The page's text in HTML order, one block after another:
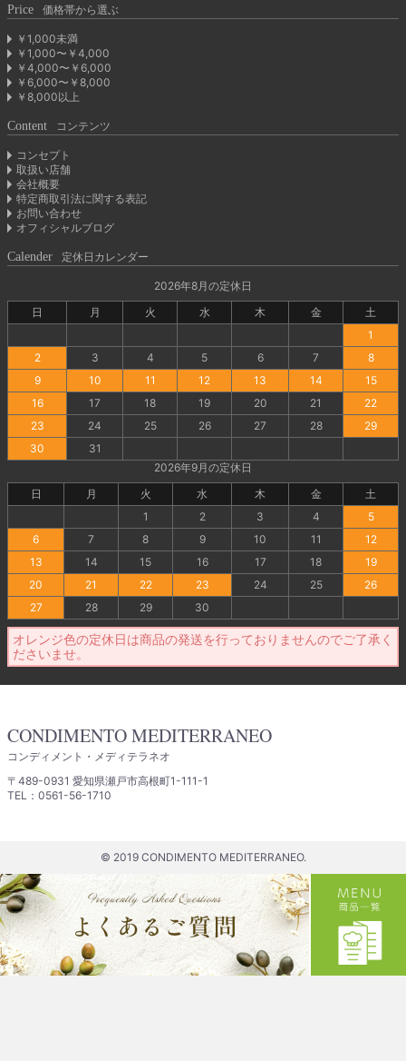
Price 価格帯から選ぶ
￥1,000未満
￥1,000〜￥4,000
￥4,000〜￥6,000
￥6,000〜￥8,000
￥8,000以上
Content コンテンツ
コンセプト
取扱い店舗
会社概要
特定商取引法に関する表記
お問い合わせ
オフィシャルブログ
Calender 定休日カレンダー
2026年8月の定休日
日
月 火 水 木 金
土
1
2
3 4 5 6 7
8
9
10 11 12 13 14
15
16
17 18 19 20 21
22
23
24 25 26 27 28
29
30
31
2026年9月の定休日
日
月 火 水 木 金
土
1
2 3 4
5
6
7 8 9 10 11
12
13
14 15 16 17 18
19
20
21 22 23 24 25
26
27
28 29 30
オレンジ色の定休日は商品の発送を行っておりませんのでご了承く
ださいませ。
CONDIMENTO MEDITERRANEO
コンディメント・メディテラネオ
〒489-0931 愛知県瀬戸市高根町1-111-1
TEL：0561-56-1710
© 2019 CONDIMENTO MEDITERRANEO.